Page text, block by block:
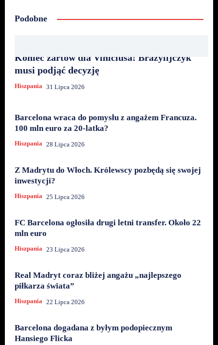
Podobne
Koniec żartów dla Viniciusa! Brazylijczyk
musi podjąć decyzję
Hiszpania 31 Lipca 2026
Barcelona wraca do pomysłu z angażem Francuza.
100 mln euro za 20-latka?
Hiszpania 28 Lipca 2026
Z Madrytu do Włoch. Królewscy pozbędą się swojej
inwestycji?
Hiszpania 25 Lipca 2026
FC Barcelona ogłosiła drugi letni transfer. Około 22
mln euro
Hiszpania 23 Lipca 2026
Real Madryt coraz bliżej angażu „najlepszego
piłkarza świata”
Hiszpania 22 Lipca 2026
Barcelona dogadana z byłym podopiecznym
Hansiego Flicka